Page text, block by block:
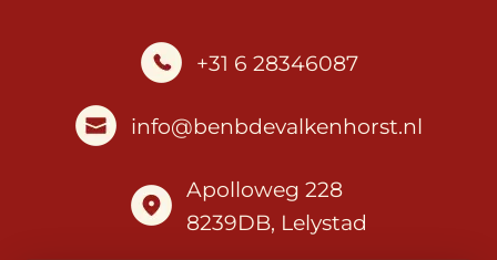
+31 6 28346087
info@benbdevalkenhorst.nl
Apolloweg 228
8239DB, Lelystad